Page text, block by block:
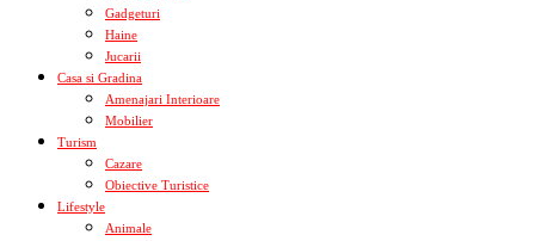
Gadgeturi
Haine
Jucarii
Casa si Gradina
Amenajari Interioare
Mobilier
Turism
Cazare
Obiective Turistice
Lifestyle
Animale